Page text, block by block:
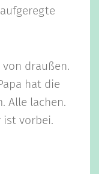
von draußen.
hat die
Alle lachen.
ist vorbei.